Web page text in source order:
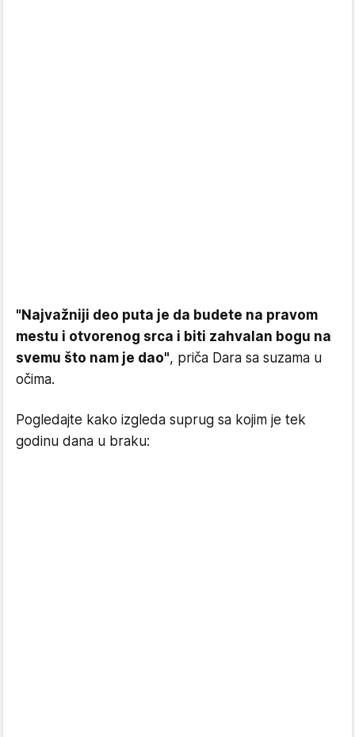
"Najvažniji deo puta je da budete na pravom
mestu i otvorenog srca i biti zahvalan bogu na
svemu što nam je dao", priča Dara sa suzama u
očima.
Pogledajte kako izgleda suprug sa kojim je tek
godinu dana u braku: